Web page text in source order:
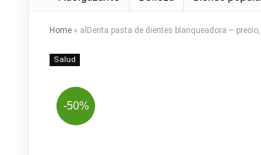
Home » alDenta pasta de dientes blanqueadora –
Salud
-50%